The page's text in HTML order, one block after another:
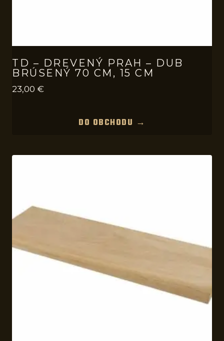
TD – DREVENÝ PRAH – DUB
BRÚSENÝ 70 CM, 15 CM
23,00 €
DO OBCHODU →